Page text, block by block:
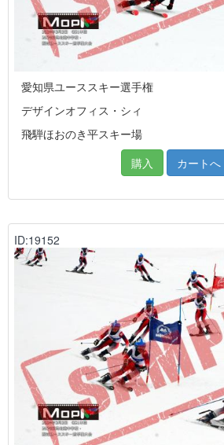
愛知県ユーススキー選手権
デザインオフィス・シィ
飛騨ほおのき平スキー場
購入
カートへ
ID:19152